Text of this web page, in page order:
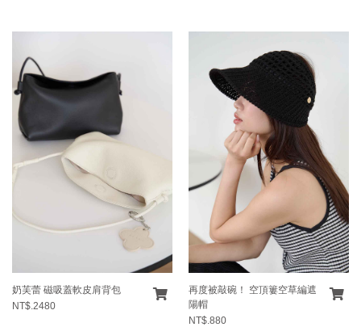
奶芙蕾 磁吸蓋軟皮肩背包
NT$.2480
再度被敲碗！ 空頂簍空草編遮
陽帽
NT$.880